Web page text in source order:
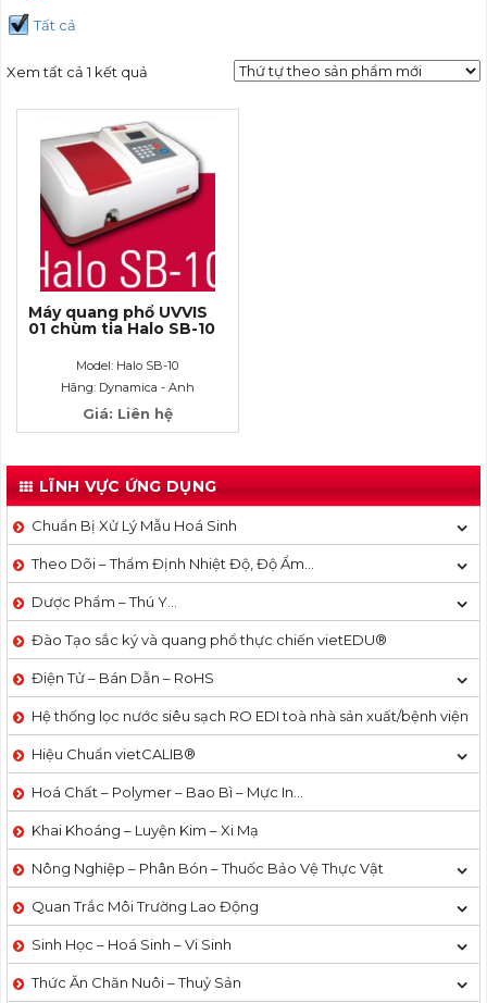
Tất cả
Xem tất cả 1 kết quả
Máy quang phổ UVVIS
01 chùm tia Halo SB-10
Model: Halo SB-10
Hãng: Dynamica - Anh
Giá: Liên hệ
LĨNH VỰC ỨNG DỤNG
Chuẩn Bị Xử Lý Mẫu Hoá Sinh
Theo Dõi – Thẩm Định Nhiệt Độ, Độ Ẩm…
Dược Phẩm – Thú Y…
Đào Tạo sắc ký và quang phổ thực chiến vietEDU®
Điện Tử – Bán Dẫn – RoHS
Hệ thống lọc nước siêu sạch RO EDI​​ toà nhà sản xuất/bệnh viện
Hiệu Chuẩn vietCALIB®
Hoá Chất – Polymer – Bao Bì – Mực In…
Khai Khoáng – Luyện Kim – Xi Mạ
Nông Nghiệp – Phân Bón – Thuốc Bảo Vệ Thực Vật
Quan Trắc Môi Trường Lao Động
Sinh Học – Hoá Sinh – Vi Sinh
Thức Ăn Chăn Nuôi – Thuỷ Sản